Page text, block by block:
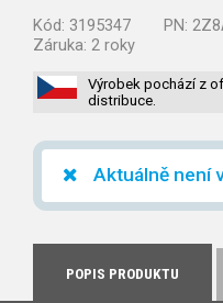
Kód: 3195347 PN:
Záruka: 2 roky
Výrobek pochází z
distribuce.
Aktuálně není
POPIS PRODUKTU